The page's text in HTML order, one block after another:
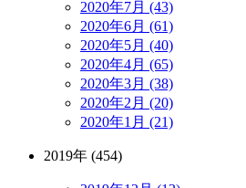
2020年7月 (43)
2020年6月 (61)
2020年5月 (40)
2020年4月 (65)
2020年3月 (38)
2020年2月 (20)
2020年1月 (21)
2019年 (454)